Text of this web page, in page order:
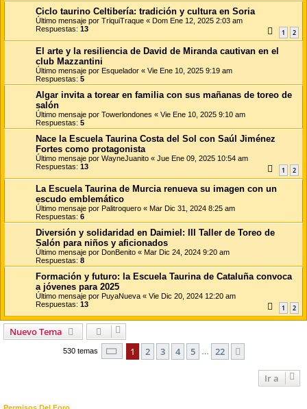
Ciclo taurino Celtibería: tradición y cultura en Soria
Último mensaje por TriquiTraque « Dom Ene 12, 2025 2:03 am
Respuestas: 13 1 2
El arte y la resiliencia de David de Miranda cautivan en el
club Mazzantini
Último mensaje por Esquelador « Vie Ene 10, 2025 9:19 am
Respuestas: 5
Algar invita a torear en familia con sus mañanas de toreo de
salón
Último mensaje por Towerlondones « Vie Ene 10, 2025 9:10 am
Respuestas: 5
Nace la Escuela Taurina Costa del Sol con Saúl Jiménez
Fortes como protagonista
Último mensaje por WayneJuanito « Jue Ene 09, 2025 10:54 am
Respuestas: 13 1 2
La Escuela Taurina de Murcia renueva su imagen con un
escudo emblemático
Último mensaje por Palitroquero « Mar Dic 31, 2024 8:25 am
Respuestas: 6
Diversión y solidaridad en Daimiel: III Taller de Toreo de
Salón para niños y aficionados
Último mensaje por DonBenito « Mar Dic 24, 2024 9:20 am
Respuestas: 8
Formación y futuro: la Escuela Taurina de Cataluña convoca
a jóvenes para 2025
Último mensaje por PuyaNueva « Vie Dic 20, 2024 12:20 am
Respuestas: 13 1 2
Nuevo Tema
530 temas Página de 22
1 2 3 4 5 22
Ir a